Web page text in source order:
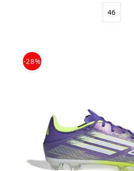
46
-28%